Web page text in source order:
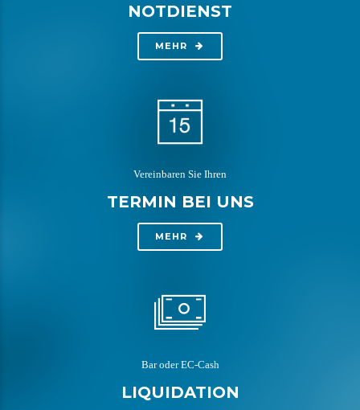
NOTDIENST
MEHR
Vereinbaren Sie Ihren
TERMIN BEI UNS
MEHR
Bar oder EC-Cash
LIQUIDATION